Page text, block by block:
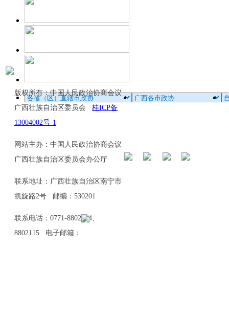
版权所有：中国人民政治协商会议
广西壮族自治区委员会 桂ICP备
13004002号-1
网站主办：中国人民政治协商会议
广西壮族自治区委员会办公厅
联系地址：广西壮族自治区南宁市
凯旋路2号 邮编：530201
联系电话：0771-8802114、
8802115 电子邮箱：